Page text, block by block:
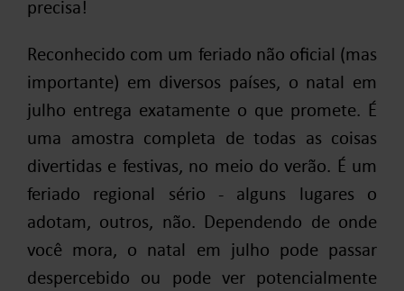
precisa!
Reconhecido com um feriado não oficial (mas
importante) em diversos países, o natal em
julho entrega exatamente o que promete. É
uma amostra completa de todas as coisas
divertidas e festivas, no meio do verão. É um
feriado regional sério - alguns lugares o
adotam, outros, não. Dependendo de onde
você mora, o natal em julho pode passar
despercebido ou pode ver potencialmente